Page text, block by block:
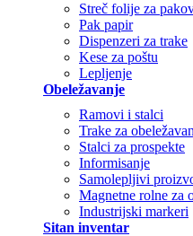
Streč folije za
Pak papir
Dispenzeri za trake
Kese za poštu
Lepljenje
Obeležavanje
Ramovi i stalci
Trake za
Stalci za prospekte
Informisanje
Samolepljivi
Magnetne rolne za
Industrijski markeri
Sitan inventar